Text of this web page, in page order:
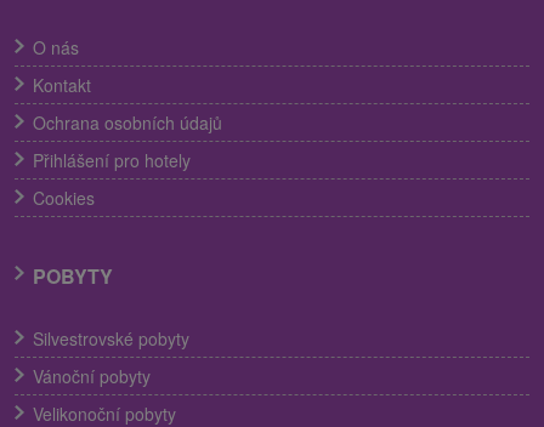
O nás
Kontakt
Ochrana osobních údajů
Přihlášení pro hotely
Cookies
POBYTY
Silvestrovské pobyty
Vánoční pobyty
Velikonoční pobyty